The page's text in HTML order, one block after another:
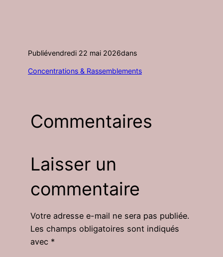
Publiévendredi 22 mai 2026dans
Concentrations & Rassemblements
Commentaires
Laisser un
commentaire
Votre adresse e-mail ne sera pas publiée.
Les champs obligatoires sont indiqués
avec *